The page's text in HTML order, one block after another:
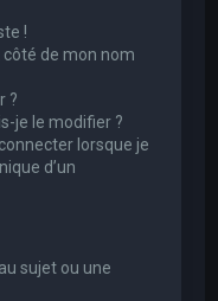
!
de mon nom
?
je le modifier ?
lorsque je
d’un
sujet ou une